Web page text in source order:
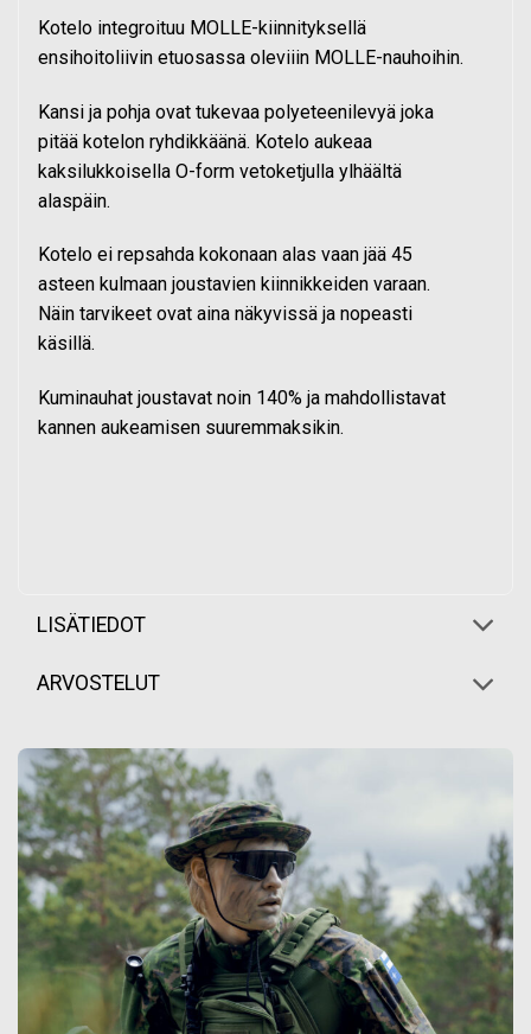
Kotelo integroituu MOLLE-kiinnityksellä
ensihoitoliivin etuosassa oleviiin MOLLE-nauhoihin.
Kansi ja pohja ovat tukevaa polyeteenilevyä joka
pitää kotelon ryhdikkäänä. Kotelo aukeaa
kaksilukkoisella O-form vetoketjulla ylhäältä
alaspäin.
Kotelo ei repsahda kokonaan alas vaan jää 45
asteen kulmaan joustavien kiinnikkeiden varaan.
Näin tarvikeet ovat aina näkyvissä ja nopeasti
käsillä.
Kuminauhat joustavat noin 140% ja mahdollistavat
kannen aukeamisen suuremmaksikin.
LISÄTIEDOT
ARVOSTELUT